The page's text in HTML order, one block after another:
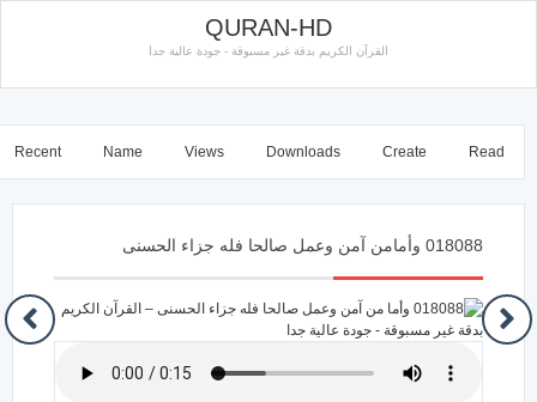
QURAN-HD
القرآن الكريم بدقة غير مسبوقة - جودة عالية جدا
Recent Name Views Downloads Create Read
018088 وأمامن آمن وعمل صالحا فله جزاء الحسنى